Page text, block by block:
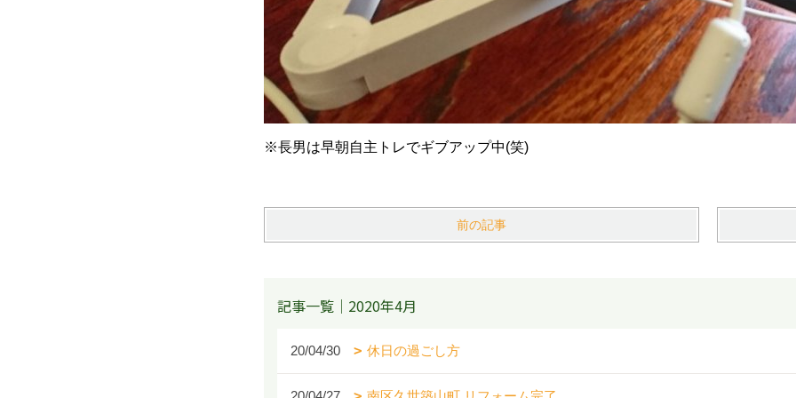
※長男は早朝自主トレでギブアップ中(笑)
前の記事
記事一覧｜2020年4月
20/04/30 休日の過ごし方